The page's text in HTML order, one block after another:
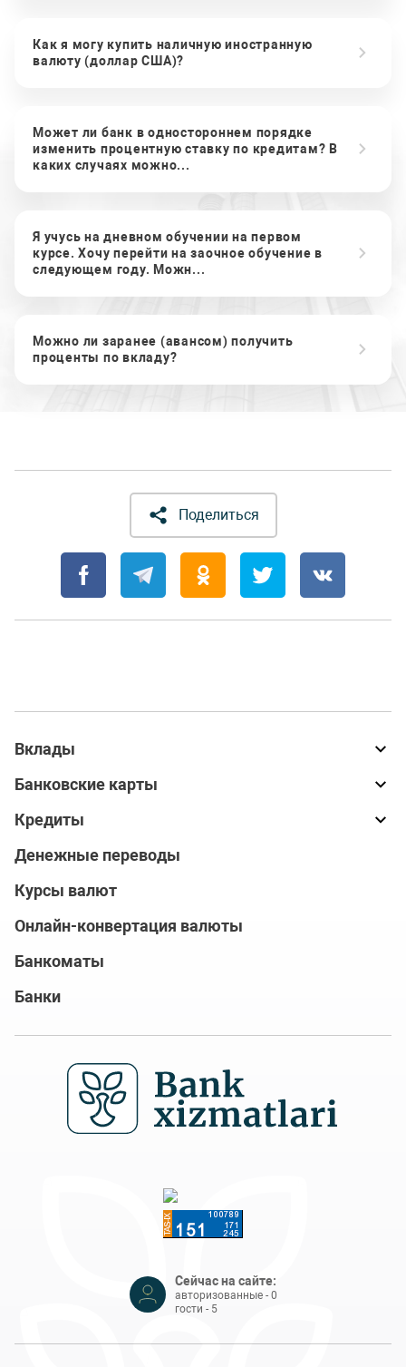
Как я могу купить наличную иностранную
валюту (доллар США)?
Может ли банк в одностороннем порядке
изменить процентную ставку по кредитам? В
каких случаях можно...
Я учусь на дневном обучении на первом
курсе. Хочу перейти на заочное обучение в
следующем году. Можн...
Можно ли заранее (авансом) получить
проценты по вкладу?
Поделиться
Вклады
Банковские карты
Кредиты
Денежные переводы
Курсы валют
Онлайн-конвертация валюты
Банкоматы
Банки
Сейчас на сайте:
авторизованные - 0
гости - 5